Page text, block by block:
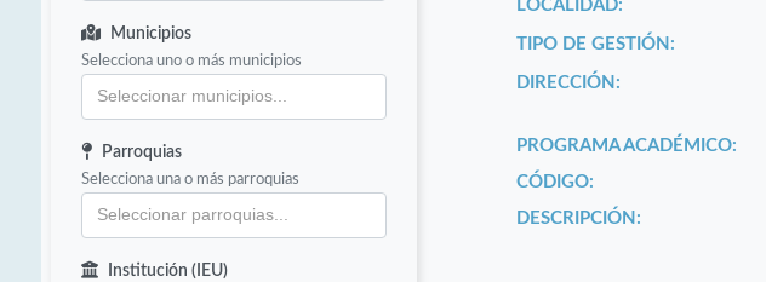
Municipios
Selecciona uno o más municipios
Parroquias
Selecciona una o más parroquias
Institución (IEU)
LOCALIDAD:
TIPO DE GESTIÓN:
DIRECCIÓN:
PROGRAMA ACADÉMICO:
CÓDIGO:
DESCRIPCIÓN: